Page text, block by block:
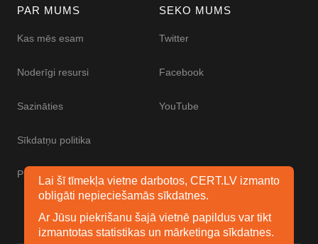
PAR MUMS
Kas mēs esam
Noderīgi resursi
Sazināties
Sīkdatņu politika
Piekļūstamības paziņojums
SEKO MUMS
Twitter
Facebook
YouTube
Lai šī tīmekļa vietne darbotos, CERT.LV izmanto
obligāti nepieciešamās sīkdatnes.
Ar Jūsu piekrišanu šajā vietnē papildus var tikt
izmantotas statistikas un mārketinga sīkdatnes.